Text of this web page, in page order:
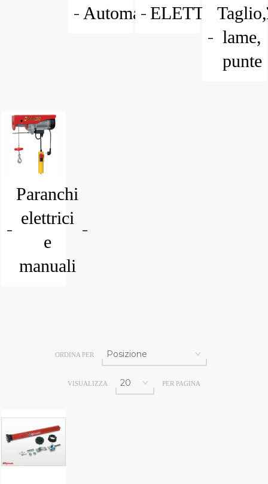
Automazioni
Taglio,
lame,
punte
Paranchi
elettrici
e
manuali
ORDINA PER
VISUALIZZA PER PAGINA